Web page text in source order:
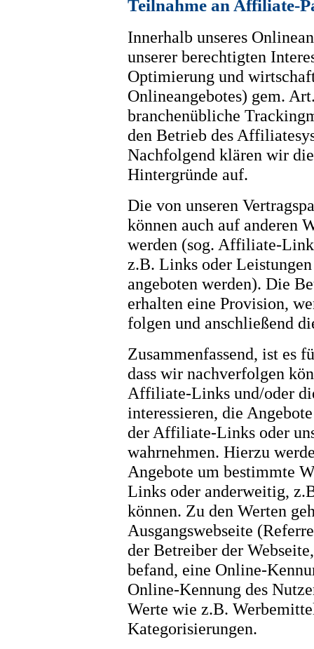
Teilnahme an Affiliate-
Innerhalb unseres
unserer berechtigten
Optimierung und
Onlineangebotes) gem.
branchenübliche
den Betrieb des
Nachfolgend klären wir
Hintergründe auf.
Die von unseren
können auch auf anderen
werden (sog. Affiliate-
z.B. Links oder
angeboten werden). Die
erhalten eine Provision,
folgen und anschließend
Zusammenfassend, ist es
dass wir nachverfolgen
Affiliate-Links und/oder
interessieren, die
der Affiliate-Links oder
wahrnehmen. Hierzu
Angebote um bestimmte
Links oder anderweitig,
können. Zu den Werten
Ausgangswebseite
der Betreiber der
befand, eine Online-
Online-Kennung des
Werte wie z.B.
Kategorisierungen.